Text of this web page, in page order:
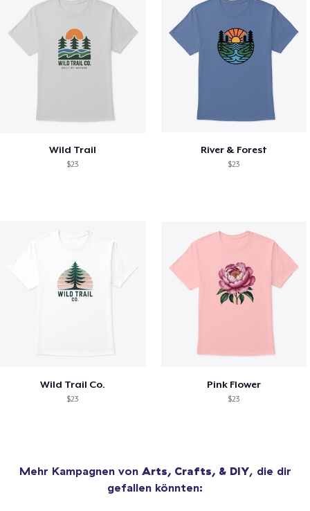
Wild Trail
$23
River & Forest
$23
Wild Trail Co.
$23
Pink Flower
$23
Mehr Kampagnen von Arts, Crafts, & DIY, die dir
gefallen könnten: